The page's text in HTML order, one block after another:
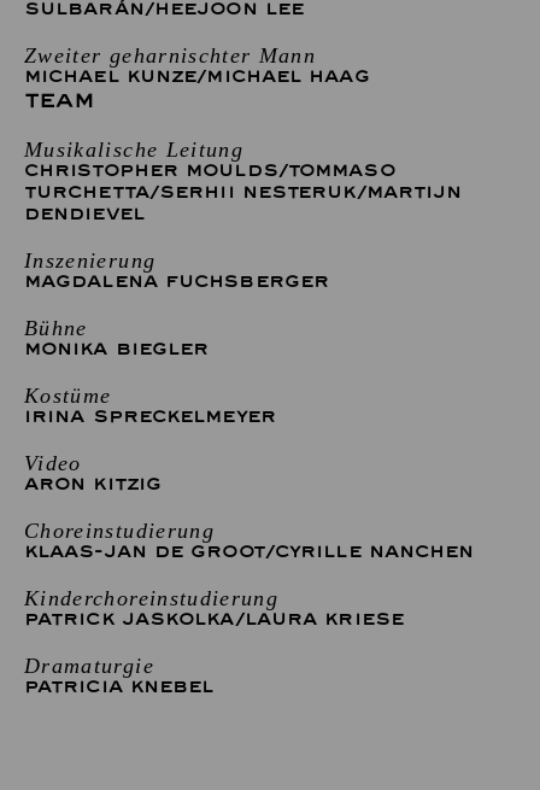
SULBARÁN/HEEJOON LEE
Zweiter geharnischter Mann
MICHAEL KUNZE/MICHAEL HAAG
TEAM
Musikalische Leitung
CHRISTOPHER MOULDS/TOMMASO
TURCHETTA/SERHII NESTERUK/MARTIJN
DENDIEVEL
Inszenierung
MAGDALENA FUCHSBERGER
Bühne
MONIKA BIEGLER
Kostüme
IRINA SPRECKELMEYER
Video
ARON KITZIG
Choreinstudierung
KLAAS-JAN DE GROOT/CYRILLE NANCHEN
Kinderchoreinstudierung
PATRICK JASKOLKA/LAURA KRIESE
Dramaturgie
PATRICIA KNEBEL